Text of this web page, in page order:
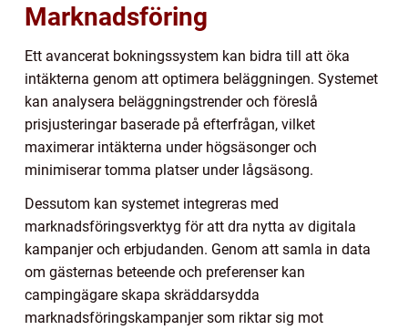
Marknadsföring
Ett avancerat bokningssystem kan bidra till att öka
intäkterna genom att optimera beläggningen. Systemet
kan analysera beläggningstrender och föreslå
prisjusteringar baserade på efterfrågan, vilket
maximerar intäkterna under högsäsonger och
minimiserar tomma platser under lågsäsong.
Dessutom kan systemet integreras med
marknadsföringsverktyg för att dra nytta av digitala
kampanjer och erbjudanden. Genom att samla in data
om gästernas beteende och preferenser kan
campingägare skapa skräddarsydda
marknadsföringskampanjer som riktar sig mot